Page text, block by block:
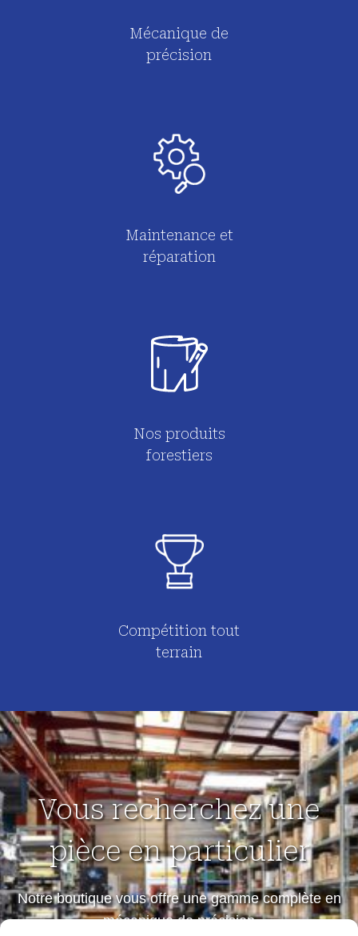
Mécanique de
précision
Maintenance et
réparation
Nos produits
forestiers
Compétition tout
terrain
Vous recherchez une
pièce en particulier
Notre boutique vous offre une gamme complète en
mécanique de précision